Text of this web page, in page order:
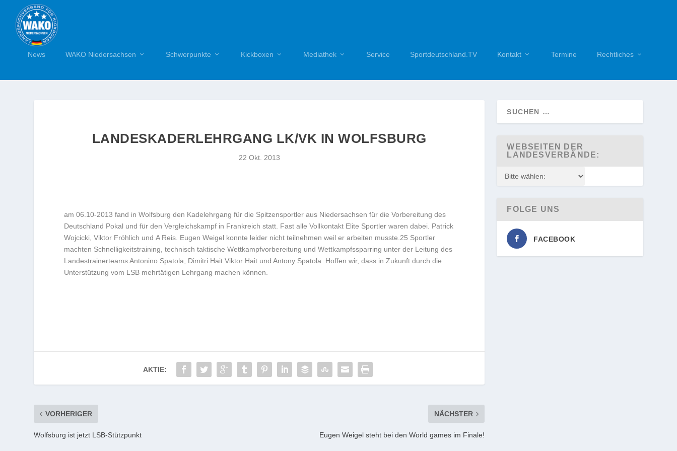
News WAKO Niedersachsen Schwerpunkte Kickboxen Mediathek Service Sportdeutschland.TV Kontakt Termine Rechtliches
LANDESKADERLEHRGANG LK/VK IN WOLFSBURG
22 Okt. 2013
am 06.10-2013 fand in Wolfsburg den Kadelehrgang für die Spitzensportler aus Niedersachsen für die Vorbereitung des
Deutschland Pokal und für den Vergleichskampf in Frankreich statt. Fast alle Vollkontakt Elite Sportler waren dabei. Patrick
Wojcicki, Viktor Fröhlich und A Reis. Eugen Weigel konnte leider nicht teilnehmen weil er arbeiten musste.25 Sportler
machten Schnelligkeitstraining, technisch taktische Wettkampfvorbereitung und Wettkampfssparring unter der Leitung des
Landestrainerteams Antonino Spatola, Dimitri Hait Viktor Hait und Antony Spatola. Hoffen wir, dass in Zukunft durch die
Unterstützung vom LSB mehrtätigen Lehrgang machen können.
AKTIE:
VORHERIGER
Wolfsburg ist jetzt LSB-Stützpunkt
NÄCHSTER
Eugen Weigel steht bei den World games im Finale!
WEBSEITEN DER
LANDESVERBÄNDE:
FOLGE UNS
FACEBOOK